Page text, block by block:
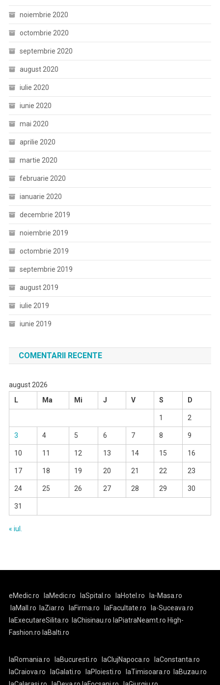
noiembrie 2020
octombrie 2020
septembrie 2020
august 2020
iulie 2020
iunie 2020
mai 2020
aprilie 2020
martie 2020
februarie 2020
ianuarie 2020
decembrie 2019
noiembrie 2019
octombrie 2019
septembrie 2019
august 2019
iulie 2019
iunie 2019
COMENTARII RECENTE
august 2026
L
Ma Mi J V S D
1 2
3 4 5 6 7 8 9
10 11 12 13 14 15 16
17 18 19 20 21 22 23
24 25 26 27 28 29 30
31
« iul.
eMedic.ro laMedic.ro laSpital.ro laHotel.ro
la-Masa.ro
laMall.ro
laZiar.ro laFirma.ro laFacultate.ro
la-Suceava.ro
laExecutareSilita.ro
laChisinau.ro laPiatraNeamt.ro High-
Fashion.ro laBalti.ro
laRomania.ro laBucuresti.ro laClujNapoca.ro
laConstanta.ro
laCraiova.ro
laGalati.ro laPloiesti.ro laTimisoara.ro
laBuzau.ro